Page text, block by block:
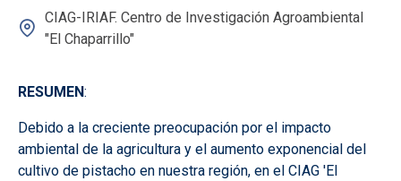
CIAG-IRIAF. Centro de Investigación Agroambiental
"El Chaparrillo"
RESUMEN:
Debido a la creciente preocupación por el impacto
ambiental de la agricultura y el aumento exponencial del
cultivo de pistacho en nuestra región, en el CIAG 'El